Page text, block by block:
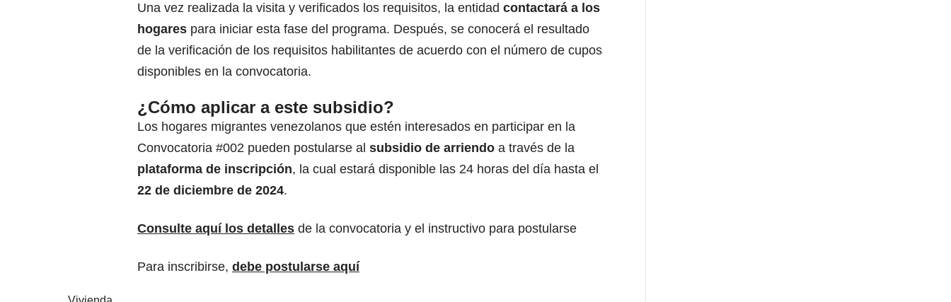
Una vez realizada la visita y verificados los requisitos, la entidad contactará a los
hogares para iniciar esta fase del programa. Después, se conocerá el resultado
de la verificación de los requisitos habilitantes de acuerdo con el número de cupos
disponibles en la convocatoria.
¿Cómo aplicar a este subsidio?
Los hogares migrantes venezolanos que estén interesados en participar en la
Convocatoria #002 pueden postularse al subsidio de arriendo a través de la
plataforma de inscripción, la cual estará disponible las 24 horas del día hasta el
22 de diciembre de 2024.
Consulte aquí los detalles de la convocatoria y el instructivo para postularse
Para inscribirse, debe postularse aquí